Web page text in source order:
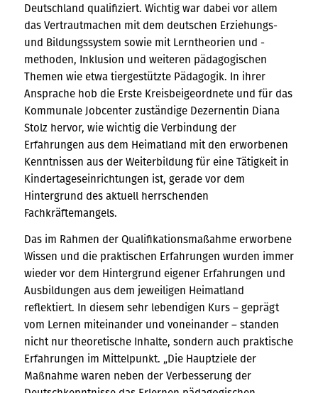
Deutschland qualifiziert. Wichtig war dabei vor allem
das Vertrautmachen mit dem deutschen Erziehungs-
und Bildungssystem sowie mit Lerntheorien und -
methoden, Inklusion und weiteren pädagogischen
Themen wie etwa tiergestützte Pädagogik. In ihrer
Ansprache hob die Erste Kreisbeigeordnete und für das
Kommunale Jobcenter zuständige Dezernentin Diana
Stolz hervor, wie wichtig die Verbindung der
Erfahrungen aus dem Heimatland mit den erworbenen
Kenntnissen aus der Weiterbildung für eine Tätigkeit in
Kindertageseinrichtungen ist, gerade vor dem
Hintergrund des aktuell herrschenden
Fachkräftemangels.
Das im Rahmen der Qualifikationsmaßahme erworbene
Wissen und die praktischen Erfahrungen wurden immer
wieder vor dem Hintergrund eigener Erfahrungen und
Ausbildungen aus dem jeweiligen Heimatland
reflektiert. In diesem sehr lebendigen Kurs – geprägt
vom Lernen miteinander und voneinander – standen
nicht nur theoretische Inhalte, sondern auch praktische
Erfahrungen im Mittelpunkt. „Die Hauptziele der
Maßnahme waren neben der Verbesserung der